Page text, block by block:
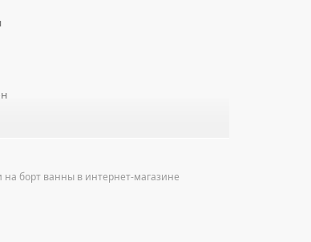
на борт ванны в интернет-магазине